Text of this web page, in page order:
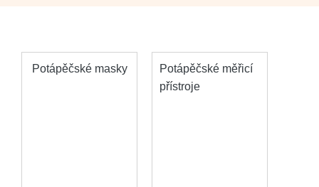
Potápěčské masky
Potápěčské měřicí
přístroje